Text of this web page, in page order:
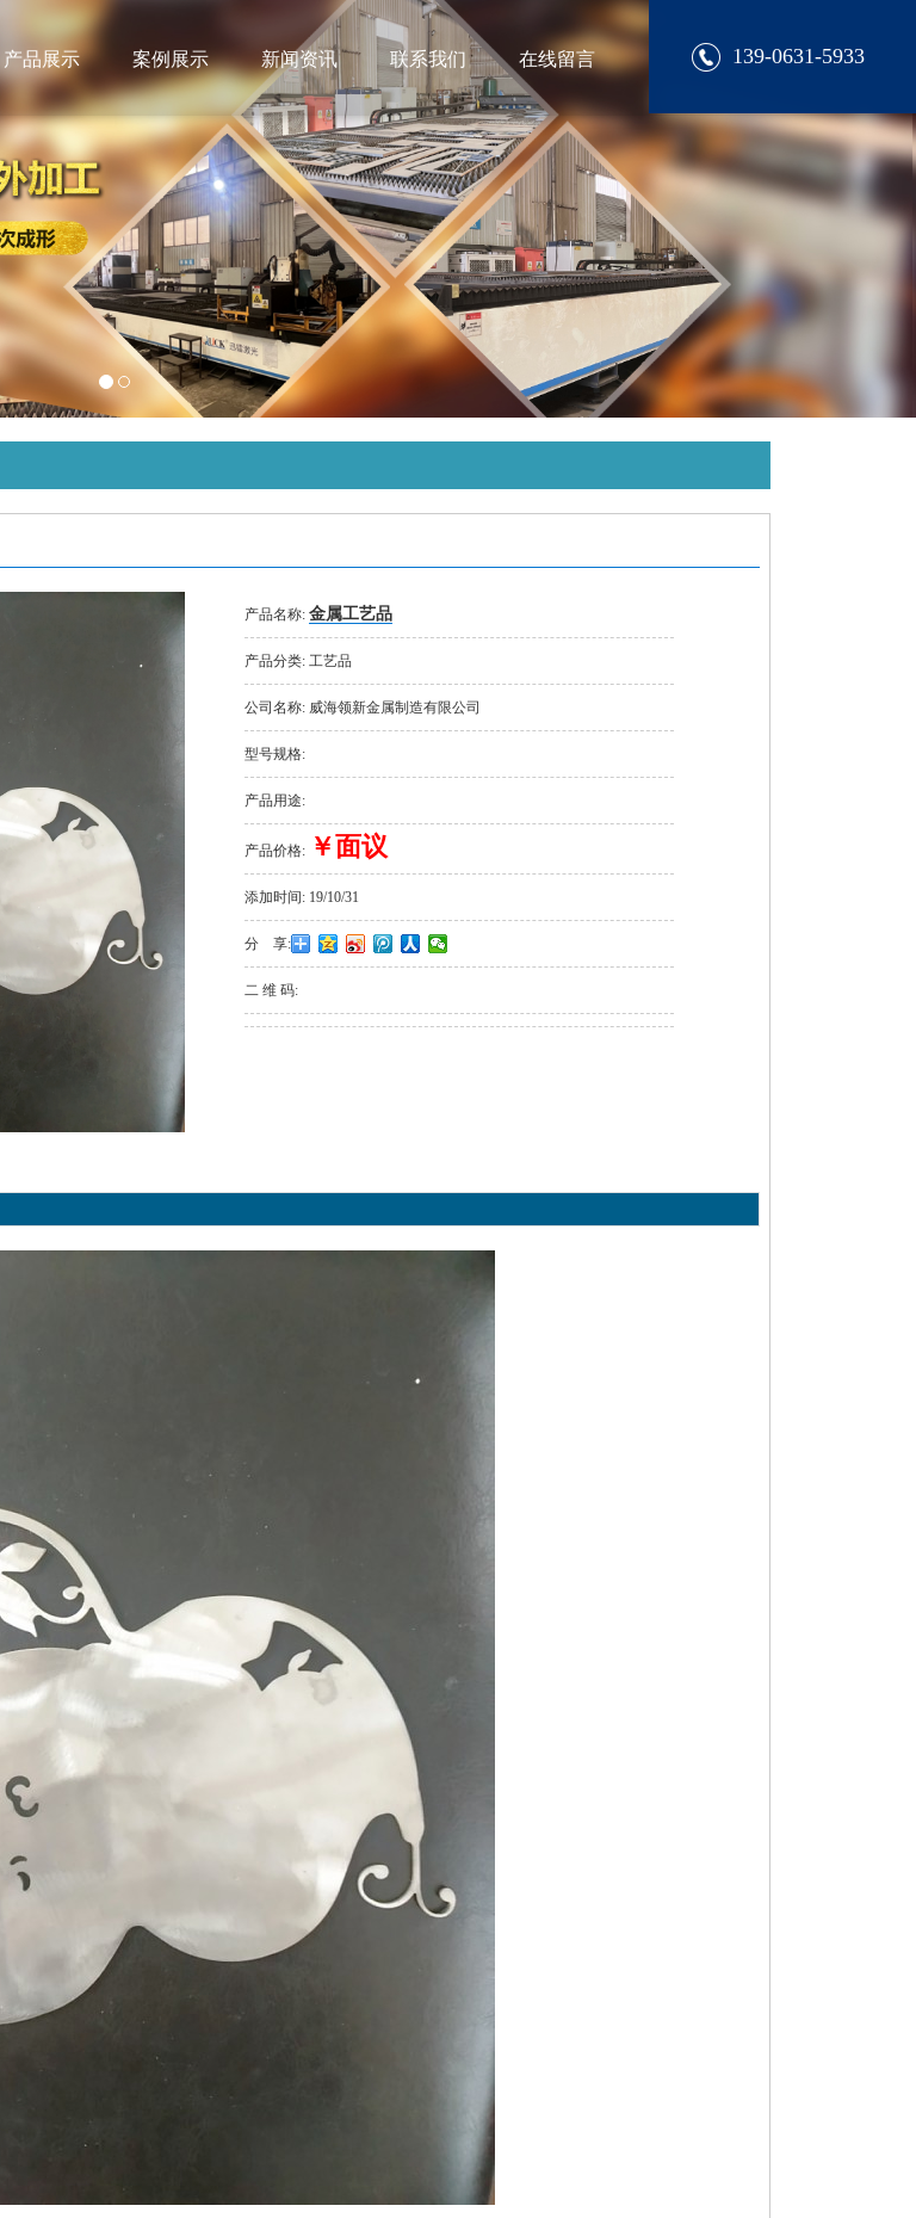
产品展示 案例展示 新闻资讯 联系我们 在线留言 139-0631-5933
产品名称: 金属工艺品
产品分类: 工艺品
公司名称: 威海领新金属制造有限公司
型号规格:
产品用途:
产品价格: ￥面议
添加时间: 19/10/31
分 享:
二 维 码: